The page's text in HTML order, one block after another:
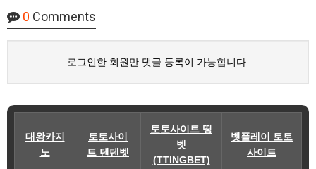
0 Comments
로그인한 회원만 댓글 등록이 가능합니다.
대왕카지
노
토토사이
트 텐텐벳
토토사이트 띵
벳
(TTINGBET)
벳플레이 토토
사이트